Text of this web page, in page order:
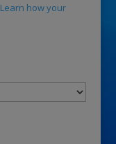
Learn how your